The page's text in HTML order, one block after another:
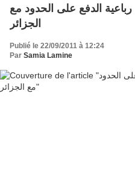
الدفع على الحدود مع
الجزائر
Publié le 22/09/2011 à 12:24
Par Samia Lamine